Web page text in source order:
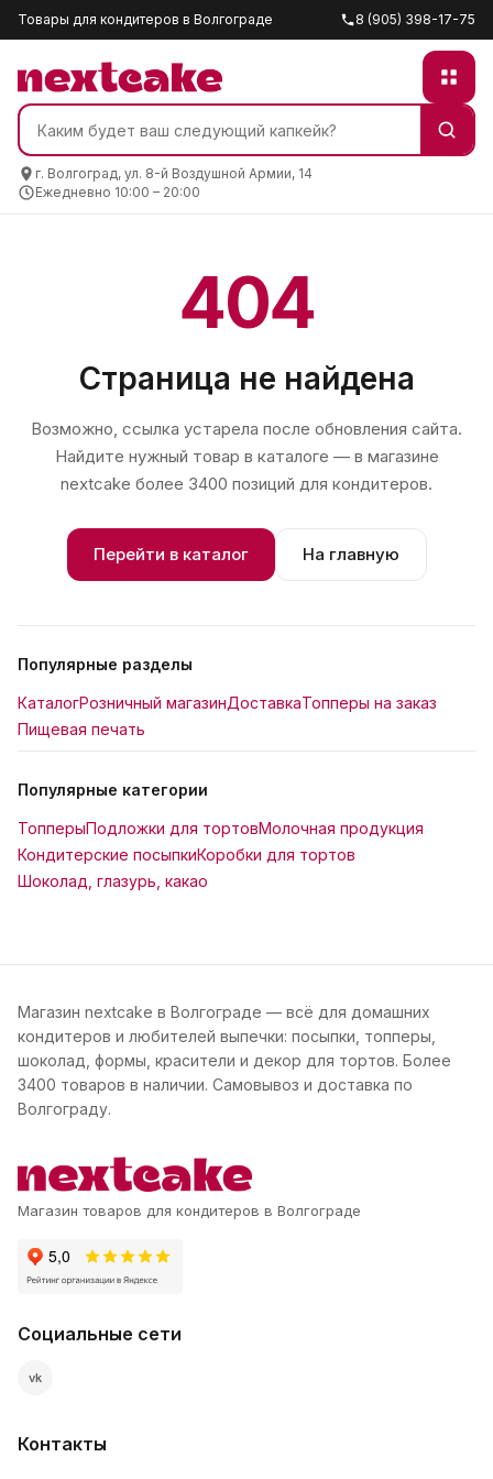
Товары для кондитеров в Волгограде 8 (905) 398-17-75
г. Волгоград, ул. 8-й Воздушной Армии, 14
Ежедневно 10:00 – 20:00
404
Страница не найдена
Возможно, ссылка устарела после обновления сайта.
Найдите нужный товар в каталоге — в магазине
nextcake более 3400 позиций для кондитеров.
Перейти в каталог На главную
Популярные разделы
КаталогРозничный магазинДоставкаТопперы на заказ
Пищевая печать
Популярные категории
ТопперыПодложки для тортовМолочная продукция
Кондитерские посыпкиКоробки для тортов
Шоколад, глазурь, какао
Магазин nextcake в Волгограде — всё для домашних
кондитеров и любителей выпечки: посыпки, топперы,
шоколад, формы, красители и декор для тортов. Более
3400 товаров в наличии. Самовывоз и доставка по
Волгограду.
Магазин товаров для кондитеров в Волгограде
Социальные сети
vk
Контакты